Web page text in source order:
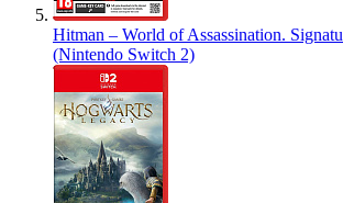
Hitman – World of Assassination.
(Nintendo Switch 2)